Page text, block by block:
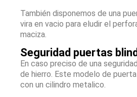
También disponemos de una
vira en vacio para eludir el
maciza.
Seguridad puertas
En caso preciso de una
de hierro. Este modelo de
con un cilindro metalico.